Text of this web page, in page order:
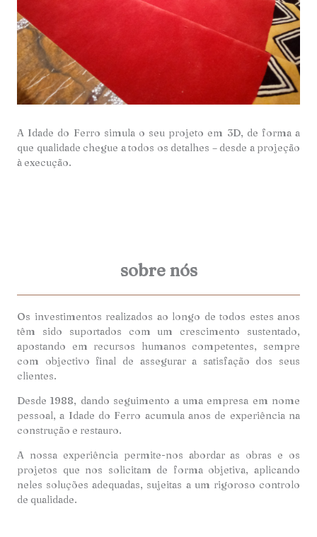
A Idade do Ferro simula o seu projeto em 3D, de forma a
que qualidade chegue a todos os detalhes – desde a projeção
à execução.
sobre nós
Os investimentos realizados ao longo de todos estes anos
têm sido suportados com um crescimento sustentado,
apostando em recursos humanos competentes, sempre
com objectivo final de assegurar a satisfação dos seus
clientes.
Desde 1988, dando seguimento a uma empresa em nome
pessoal, a Idade do Ferro acumula anos de experiência na
construção e restauro.
A nossa experiência permite-nos abordar as obras e os
projetos que nos solicitam de forma objetiva, aplicando
neles soluções adequadas, sujeitas a um rigoroso controlo
de qualidade.